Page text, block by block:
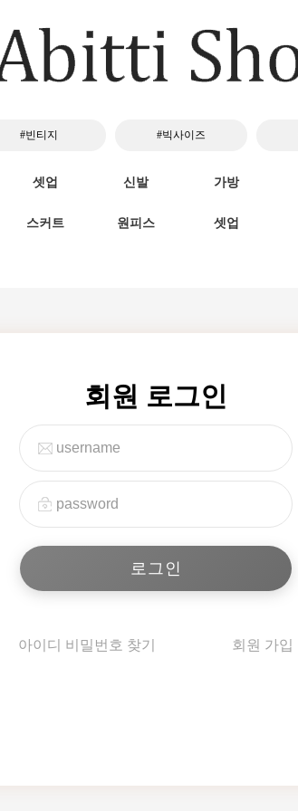
#빈티지 #빅사이즈
셋업 신발 가방
스커트 원피스 셋업
회원 로그인
아이디 비밀번호 찾기 회원 가입